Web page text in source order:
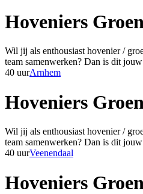
Hoveniers
Wil jij als enthousiast hovenier /
team samenwerken? Dan is dit
40 uurArnhem
Hoveniers
Wil jij als enthousiast hovenier /
team samenwerken? Dan is dit
40 uurVeenendaal
Hoveniers